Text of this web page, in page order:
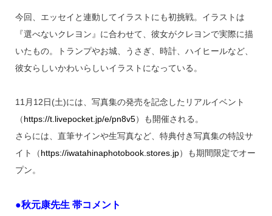
今回、エッセイと連動してイラストにも初挑戦。イラストは
『選べないクレヨン』に合わせて、彼女がクレヨンで実際に描
いたもの。トランプやお城、うさぎ、時計、ハイヒールなど、
彼女らしいかわいらしいイラストになっている。
11月12日(土)には、写真集の発売を記念したリアルイベント
（https://t.livepocket.jp/e/pn8v5）も開催される。
さらには、直筆サインや生写真など、特典付き写真集の特設サ
イト（https://iwatahinaphotobook.stores.jp）も期間限定でオー
プン。
●秋元康先生 帯コメント